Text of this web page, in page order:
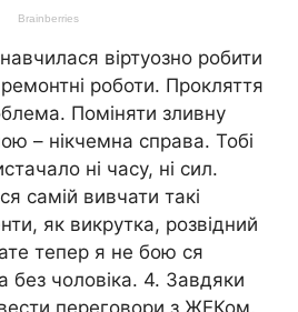
віртуозно робити
роботи. Прокляття
Поміняти зливну
– нікчемна справа. Тобі
ні часу, ні сил.
самій вивчати такі
як викрутка, розвідний
тепер я не бою ся
без чоловіка. 4. Завдяки
переговори з ЖЕКом,